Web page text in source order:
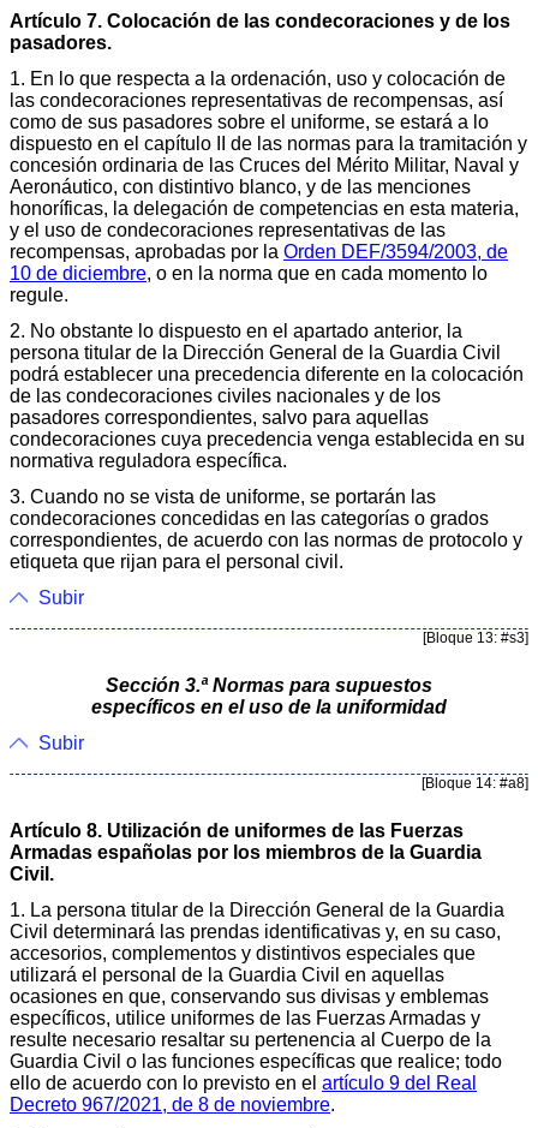
Artículo 7. Colocación de las condecoraciones y de los
pasadores.
1. En lo que respecta a la ordenación, uso y colocación de
las condecoraciones representativas de recompensas, así
como de sus pasadores sobre el uniforme, se estará a lo
dispuesto en el capítulo II de las normas para la tramitación y
concesión ordinaria de las Cruces del Mérito Militar, Naval y
Aeronáutico, con distintivo blanco, y de las menciones
honoríficas, la delegación de competencias en esta materia,
y el uso de condecoraciones representativas de las
recompensas, aprobadas por la Orden DEF/3594/2003, de
10 de diciembre, o en la norma que en cada momento lo
regule.
2. No obstante lo dispuesto en el apartado anterior, la
persona titular de la Dirección General de la Guardia Civil
podrá establecer una precedencia diferente en la colocación
de las condecoraciones civiles nacionales y de los
pasadores correspondientes, salvo para aquellas
condecoraciones cuya precedencia venga establecida en su
normativa reguladora específica.
3. Cuando no se vista de uniforme, se portarán las
condecoraciones concedidas en las categorías o grados
correspondientes, de acuerdo con las normas de protocolo y
etiqueta que rijan para el personal civil.
Subir
[Bloque 13: #s3]
Sección 3.ª Normas para supuestos
específicos en el uso de la uniformidad
Subir
[Bloque 14: #a8]
Artículo 8. Utilización de uniformes de las Fuerzas
Armadas españolas por los miembros de la Guardia
Civil.
1. La persona titular de la Dirección General de la Guardia
Civil determinará las prendas identificativas y, en su caso,
accesorios, complementos y distintivos especiales que
utilizará el personal de la Guardia Civil en aquellas
ocasiones en que, conservando sus divisas y emblemas
específicos, utilice uniformes de las Fuerzas Armadas y
resulte necesario resaltar su pertenencia al Cuerpo de la
Guardia Civil o las funciones específicas que realice; todo
ello de acuerdo con lo previsto en el artículo 9 del Real
Decreto 967/2021, de 8 de noviembre.